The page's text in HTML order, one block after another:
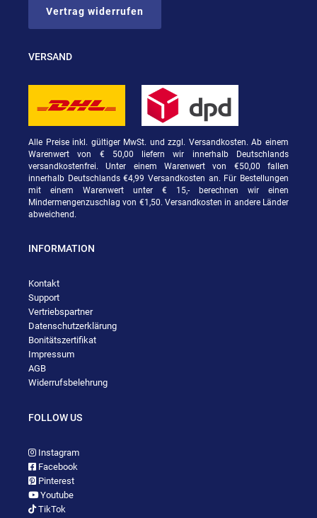
Vertrag widerrufen
VERSAND
Alle Preise inkl. gültiger MwSt. und zzgl. Versandkosten. Ab einem
Warenwert von € 50,00 liefern wir innerhalb Deutschlands
versandkostenfrei. Unter einem Warenwert von €50,00 fallen
innerhalb Deutschlands €4,99 Versandkosten an. Für Bestellungen
mit einem Warenwert unter € 15,- berechnen wir einen
Mindermengenzuschlag von €1,50. Versandkosten in andere Länder
abweichend.
INFORMATION
Kontakt
Support
Vertriebspartner
Datenschutzerklärung
Bonitätszertifikat
Impressum
AGB
Widerrufsbelehrung
FOLLOW US
Instagram
Facebook
Pinterest
Youtube
TikTok